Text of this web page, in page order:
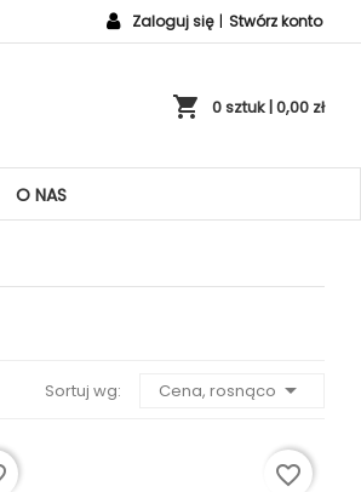
Zaloguj się | Stwórz konto
shopping_cart 0 sztuk| 0,00 zł
O NAS
Sortuj wg: Cena, rosnąco 
favorite_border